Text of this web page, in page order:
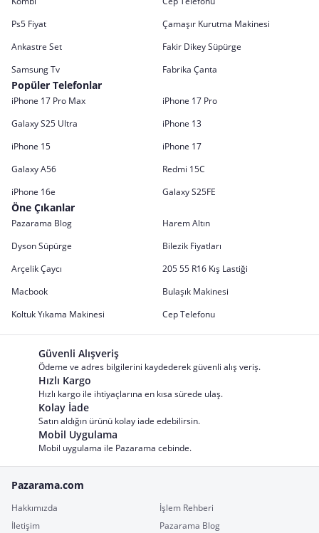
Ps5 Fiyat
Çamaşır Kurutma Makinesi
Ankastre Set
Fakir Dikey Süpürge
Samsung Tv
Fabrika Çanta
Popüler Telefonlar
iPhone 17 Pro Max
iPhone 17 Pro
Galaxy S25 Ultra
iPhone 13
iPhone 15
iPhone 17
Galaxy A56
Redmi 15C
iPhone 16e
Galaxy S25FE
Öne Çıkanlar
Pazarama Blog
Harem Altın
Dyson Süpürge
Bilezik Fiyatları
Arçelik Çaycı
205 55 R16 Kış Lastiği
Macbook
Bulaşık Makinesi
Koltuk Yıkama Makinesi
Cep Telefonu
Güvenli Alışveriş
Ödeme ve adres bilgilerini kaydederek güvenli alış veriş.
Hızlı Kargo
Hızlı kargo ile ihtiyaçlarına en kısa sürede ulaş.
Kolay İade
Satın aldığın ürünü kolay iade edebilirsin.
Mobil Uygulama
Mobil uygulama ile Pazarama cebinde.
Pazarama.com
Hakkımızda
İşlem Rehberi
İletişim
Pazarama Blog